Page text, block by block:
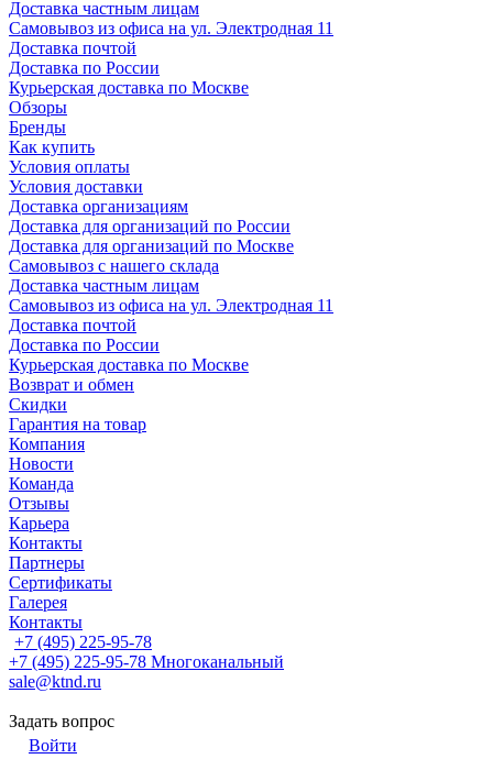
Доставка частным лицам
Самовывоз из офиса на ул. Электродная 11
Доставка почтой
Доставка по России
Курьерская доставка по Москве
Обзоры
Бренды
Как купить
Условия оплаты
Условия доставки
Доставка организациям
Доставка для организаций по России
Доставка для организаций по Москве
Самовывоз с нашего склада
Доставка частным лицам
Самовывоз из офиса на ул. Электродная 11
Доставка почтой
Доставка по России
Курьерская доставка по Москве
Возврат и обмен
Скидки
Гарантия на товар
Компания
Новости
Команда
Отзывы
Карьера
Контакты
Партнеры
Сертификаты
Галерея
Контакты
+7 (495) 225-95-78
+7 (495) 225-95-78 Многоканальный
sale@ktnd.ru
Задать вопрос
Войти